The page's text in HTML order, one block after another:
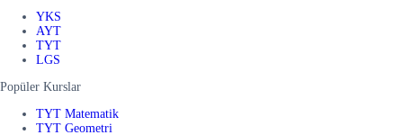
YKS
AYT
TYT
LGS
Popüler Kurslar
TYT Matematik
TYT Geometri